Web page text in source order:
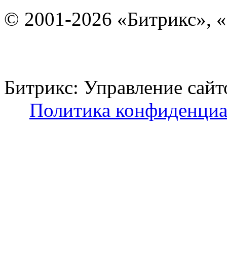
© 2001-2026 «Битрикс»,
Битрикс: Управление
Политика